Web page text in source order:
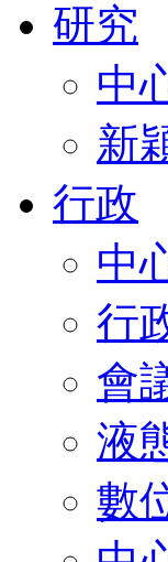
研究
中
新
行政
中
行
會
液
數